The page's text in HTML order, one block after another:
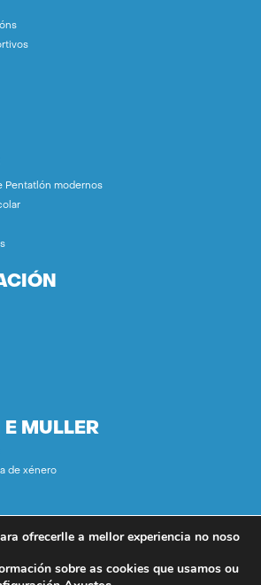
Pentatlón modernos
MULLER
de xénero
ofrecerlle a mellor experiencia no noso
sobre as cookies que usamos ou